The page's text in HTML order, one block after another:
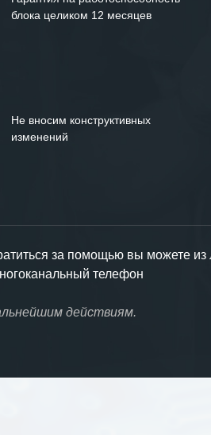
блока целиком 12 месяцев
Не вносим конструктивных
изменений
за помощью вы можете из
телефон
действиям.